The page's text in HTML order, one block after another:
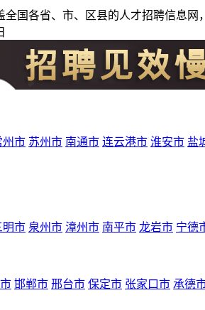
全国各省、市、区县的人才招聘信息
州市 苏州市 南通市 连云港市 淮安市 盐
明市 泉州市 漳州市 南平市 龙岩市 宁德
邯郸市 邢台市 保定市 张家口市 承德